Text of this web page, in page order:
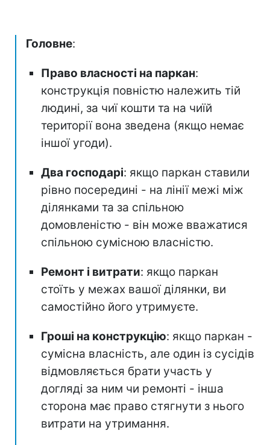
Головне:
Право власності на паркан:
конструкція повністю належить тій
людині, за чиї кошти та на чиїй
території вона зведена (якщо немає
іншої угоди).
Два господарі: якщо паркан ставили
рівно посередині - на лінії межі між
ділянками та за спільною
домовленістю - він може вважатися
спільною сумісною власністю.
Ремонт і витрати: якщо паркан
стоїть у межах вашої ділянки, ви
самостійно його утримуєте.
Гроші на конструкцію: якщо паркан -
сумісна власність, але один із сусідів
відмовляється брати участь у
догляді за ним чи ремонті - інша
сторона має право стягнути з нього
витрати на утримання.